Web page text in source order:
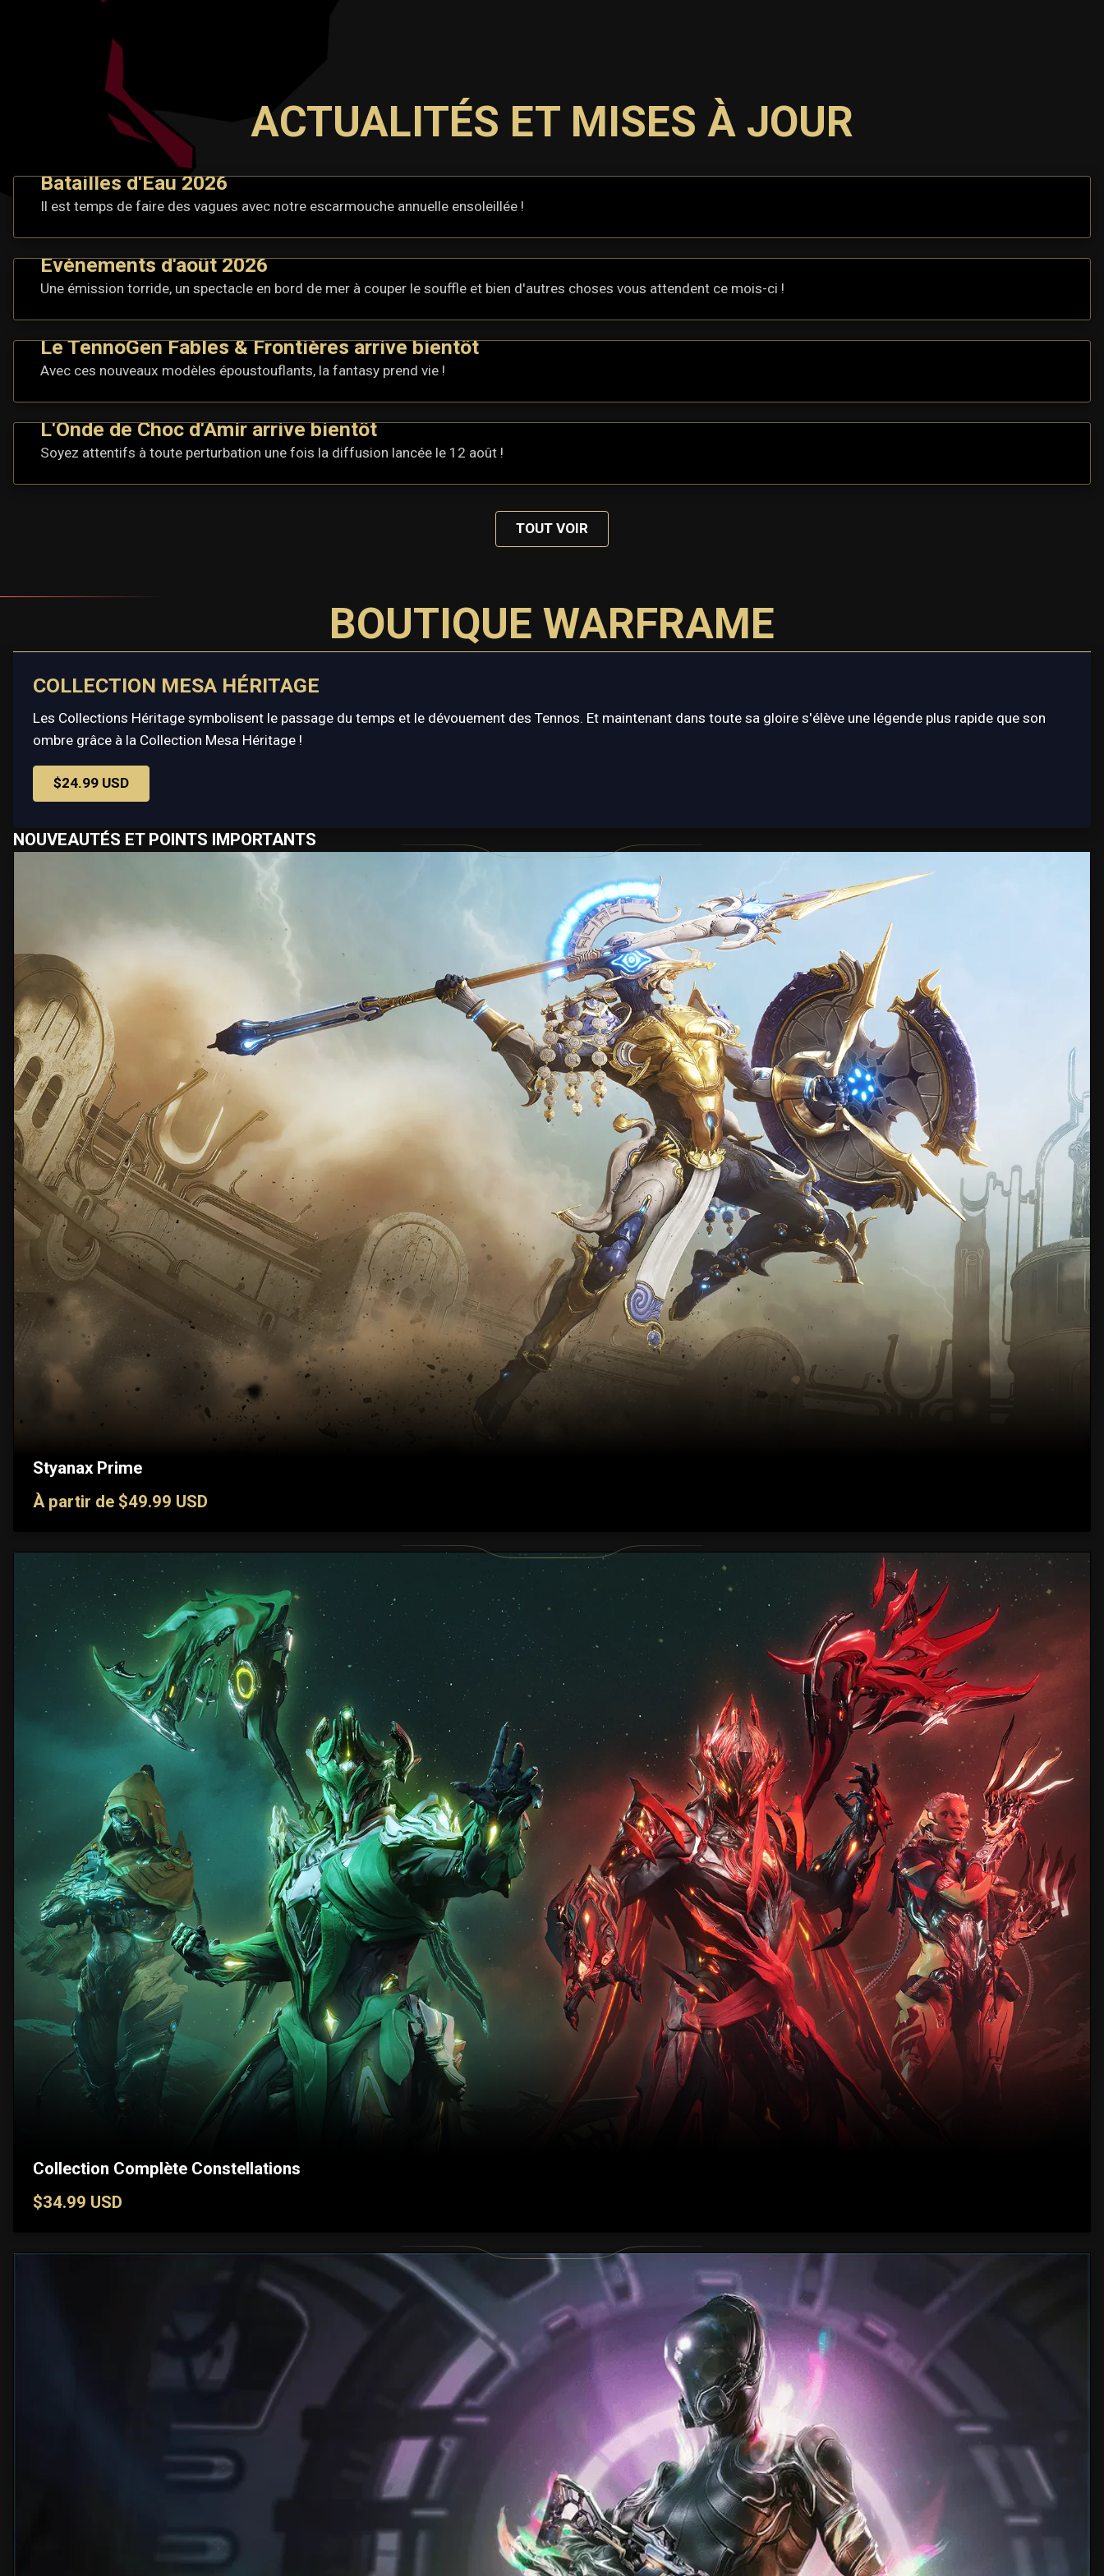
ACTUALITÉS ET MISES À JOUR
Batailles d'Eau 2026
Il est temps de faire des vagues avec notre escarmouche annuelle ensoleillée !
Événements d'août 2026
Une émission torride, un spectacle en bord de mer à couper le souffle et bien d'autres choses vous attendent ce mois-ci !
Le TennoGen Fables & Frontières arrive bientôt
Avec ces nouveaux modèles époustouflants, la fantasy prend vie !
L'Onde de Choc d'Amir arrive bientôt
Soyez attentifs à toute perturbation une fois la diffusion lancée le 12 août !
TOUT VOIR
BOUTIQUE WARFRAME
COLLECTION MESA HÉRITAGE
Les Collections Héritage symbolisent le passage du temps et le dévouement des Tennos. Et maintenant dans toute sa gloire s'élève une légende plus rapide que son
ombre grâce à la Collection Mesa Héritage !
$24.99 USD
NOUVEAUTÉS ET POINTS IMPORTANTS
Styanax Prime
À partir de $49.99 USD
Collection Complète Constellations
$34.99 USD